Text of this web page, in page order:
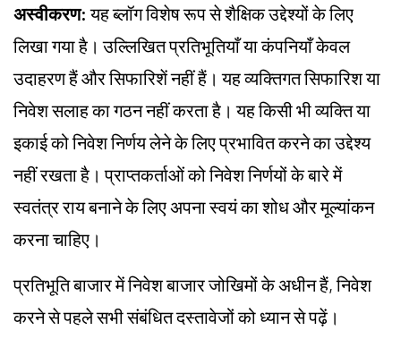
अस्वीकरण:यह ब्लॉग विशेष रूप से शैक्षिक उद्देश्यों के लिए
लिखा गया है। उल्लिखित प्रतिभूतियाँ या कंपनियाँ केवल
उदाहरण हैं और सिफारिशें नहीं हैं। यह व्यक्तिगत सिफारिश या
निवेश सलाह का गठन नहीं करता है। यह किसी भी व्यक्ति या
इकाई को निवेश निर्णय लेने के लिए प्रभावित करने का उद्देश्य
नहीं रखता है। प्राप्तकर्ताओं को निवेश निर्णयों के बारे में
स्वतंत्र राय बनाने के लिए अपना स्वयं का शोध और मूल्यांकन
करना चाहिए।
प्रतिभूति बाजार में निवेश बाजार जोखिमों के अधीन हैं, निवेश
करने से पहले सभी संबंधित दस्तावेजों को ध्यान से पढ़ें।